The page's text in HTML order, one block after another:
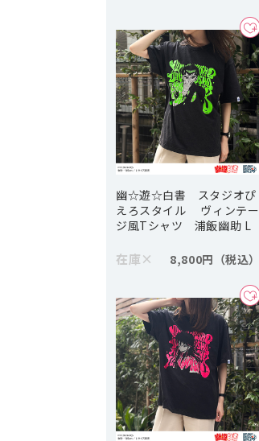
幽☆遊☆白書 スタジオぴ
えろスタイル ヴィンテー
ジ風Tシャツ 浦飯幽助 L
在庫× 8,800円